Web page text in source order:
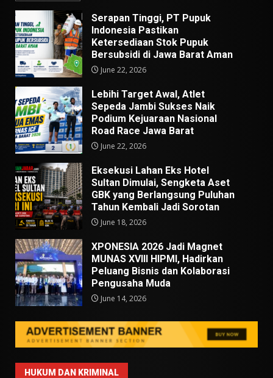
Serapan Tinggi, PT Pupuk
Indonesia Pastikan
Ketersediaan Stok Pupuk
Bersubsidi di Jawa Barat Aman
June 22, 2026
Lebihi Target Awal, Atlet
Sepeda Jambi Sukses Naik
Podium Kejuaraan Nasional
Road Race Jawa Barat
June 22, 2026
Eksekusi Lahan Eks Hotel
Sultan Dimulai, Sengketa Aset
GBK yang Berlangsung Puluhan
Tahun Kembali Jadi Sorotan
June 18, 2026
XPONESIA 2026 Jadi Magnet
MUNAS XVIII HIPMI, Hadirkan
Peluang Bisnis dan Kolaborasi
Pengusaha Muda
June 14, 2026
HUKUM DAN KRIMINAL